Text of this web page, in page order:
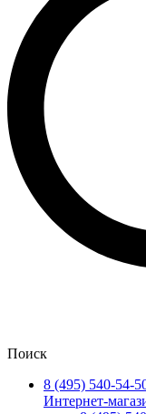
Поиск
8 (495) 540-54-
Интернет-